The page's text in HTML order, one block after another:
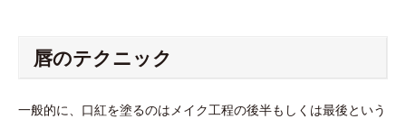
唇のテクニック
一般的に、口紅を塗るのはメイク工程の後半もしくは最後という